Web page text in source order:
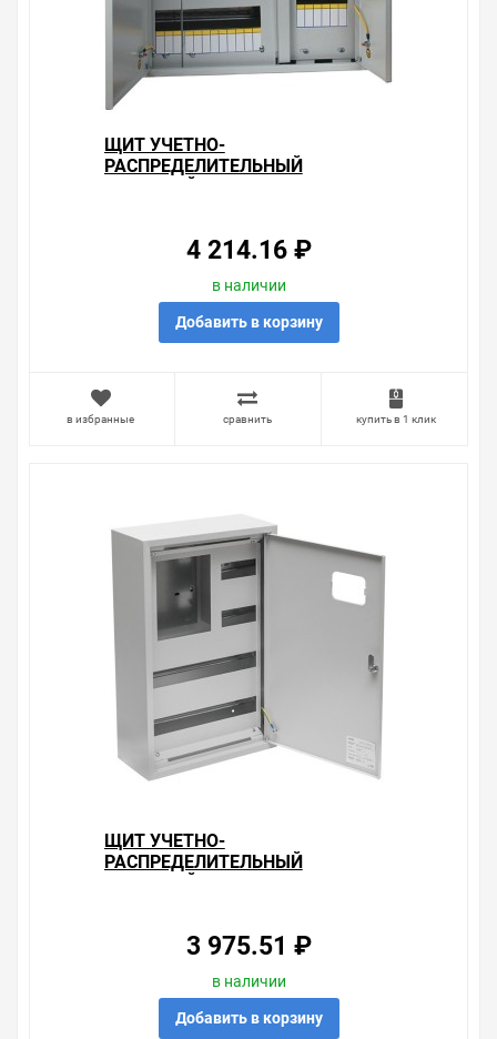
Правила, согласно которым урегулируется проблема,
очень простые. Мы просто заменяем некачественный
товар на то, который соответствует ожиданиям, или
возвращаем деньги.
Наличие Щит учетно-распределительный навесной
складе уточняйте у менеджера. Также можно получить
консультацию по тому, что мы продаем, узнать
который вы собираетесь купить. Мы всегда рады
помочь, посоветовать, рассказать подробно о товарах
из нашего ассортимента.
Свяжитесь с нами любым способом, который для вас
наиболее удобен. С удовольствием ответим на все
ЩИТ УЧЕТНО-
РАСПРЕДЕЛИТЕЛЬНЫЙ
4 214.16 ₽
в наличии
Добавить в корзину
в избранные сравнить купить в 1 клик
ЩИТ УЧЕТНО-
РАСПРЕДЕЛИТЕЛЬНЫЙ
3 975.51 ₽
в наличии
Добавить в корзину